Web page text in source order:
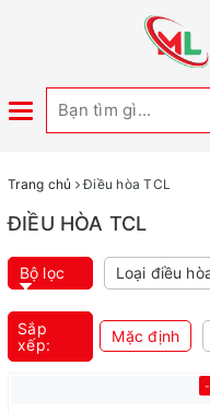
Toggle
Trang chủ Điều hòa TCL
ĐIỀU HÒA TCL
Bộ lọc Loại điều
Sắp
xếp:
Mặc định